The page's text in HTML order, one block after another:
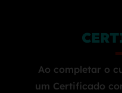
Ao completar o
um Certificado